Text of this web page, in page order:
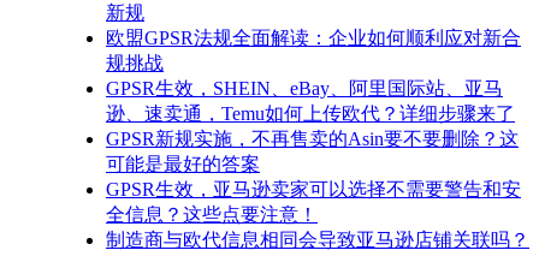
新规
欧盟GPSR法规全面解读：企业如何顺利应对新合
规挑战
GPSR生效，SHEIN、eBay、阿里国际站、亚马
逊、速卖通，Temu如何上传欧代？详细步骤来了
GPSR新规实施，不再售卖的Asin要不要删除？这
可能是最好的答案
GPSR生效，亚马逊卖家可以选择不需要警告和安
全信息？这些点要注意！
制造商与欧代信息相同会导致亚马逊店铺关联吗？